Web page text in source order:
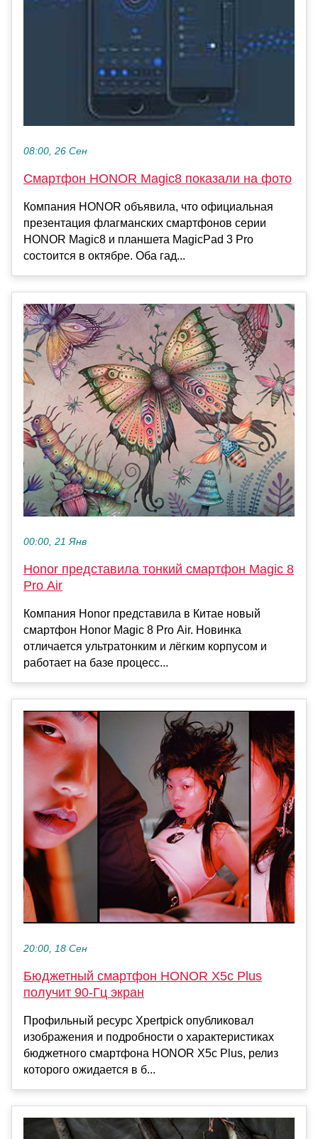
08:00, 26 Сен
Смартфон HONOR Magic8 показали на фото
Компания HONOR объявила, что официальная
презентация флагманских смартфонов серии
HONOR Magic8 и планшета MagicPad 3 Pro
состоится в октябре. Оба гад...
00:00, 21 Янв
Honor представила тонкий смартфон Magic 8
Pro Air
Компания Honor представила в Китае новый
смартфон Honor Magic 8 Pro Air. Новинка
отличается ультратонким и лёгким корпусом и
работает на базе процесс...
20:00, 18 Сен
Бюджетный смартфон HONOR X5c Plus
получит 90-Гц экран
Профильный ресурс Xpertpick опубликовал
изображения и подробности о характеристиках
бюджетного смартфона HONOR X5c Plus, релиз
которого ожидается в б...